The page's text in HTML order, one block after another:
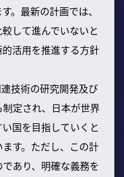
。最新の計画では、
して進んでいないと
活用を推進する方針
技術の研究開発及び
定され、日本が世界
国を目指していくと
す。ただし、この計
あり、明確な義務を